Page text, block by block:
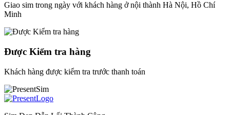
Giao sim trong ngày với khách hàng ở nội thành Hà Nội, Hồ Chí
Minh
Được Kiểm tra hàng
Khách hàng được kiểm tra trước thanh toán